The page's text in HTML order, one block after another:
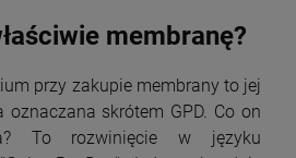
membranę?
przy zakupie membrany to jej
skrótem GPD. Co on
To rozwinięcie w języku